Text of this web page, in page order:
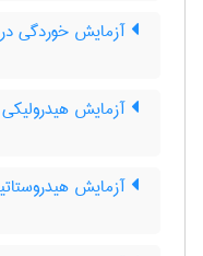
آزمایش خوردگی
آزمایش هیدرولیکی
آزمایش